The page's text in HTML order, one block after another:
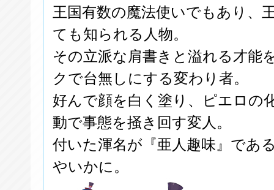
王国有数の魔法使いでもあり、
ても知られる人物。
その立派な肩書きと溢れる才能
クで台無しにする変わり者。
好んで顔を白く塗り、ピエロの
動で事態を掻き回す変人。
付いた渾名が『亜人趣味』であ
やいかに。